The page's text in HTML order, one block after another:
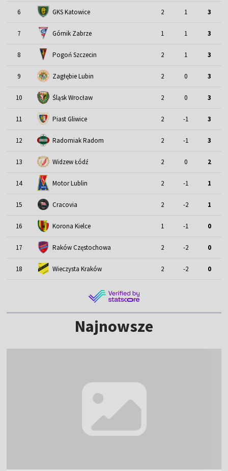
6 GKS Katowice 2 1 3
7 Górnik Zabrze 1 1 3
8 Pogoń Szczecin 2 1 3
9 Zagłębie Lubin 2 0 3
10 Śląsk Wrocław 2 0 3
11 Piast Gliwice 2 -1 3
12 Radomiak Radom 2 -1 3
13 Widzew Łódź 2 0 2
14 Motor Lublin 2 -1 1
15 Cracovia 2 -2 1
16 Korona Kielce 1 -1 0
17 Raków Częstochowa 2 -2 0
18 Wieczysta Kraków 2 -2 0
Najnowsze